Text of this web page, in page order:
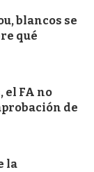
blancos se
qué
el FA no
de
la